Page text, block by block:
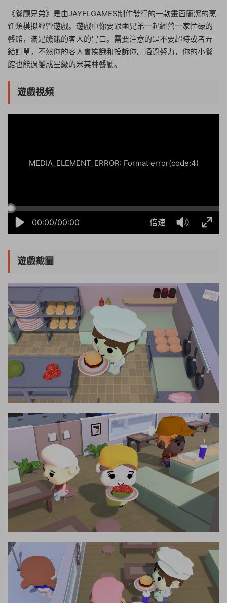
《餐廳兄弟》是由JAYFLGAMES制作發行的一款畫面簡潔的烹
饪類模拟經營遊戲。遊戲中你要跟兩兄弟一起經營一家忙碌的
餐館，滿足饑餓的客人的胃口。需要注意的是不要超時或者弄
錯訂單，不然你的客人會挨餓和投訴你。通過努力，你的小餐
館也能過變成星級的米其林餐廳。
遊戲視頻
00:00/00:00 倍速
MEDIA_ELEMENT_ERROR: Format error(code:4)
遊戲截圖